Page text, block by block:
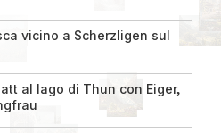
vicino a Scherzligen sul
al lago di Thun con Eiger,